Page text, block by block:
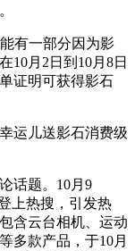
有一部分因为影
10月2日到10月8日
证明可获得影石
运儿送影石消费级
话题。10月9
上热搜，引发热
含云台相机、运动
多款产品，于10月